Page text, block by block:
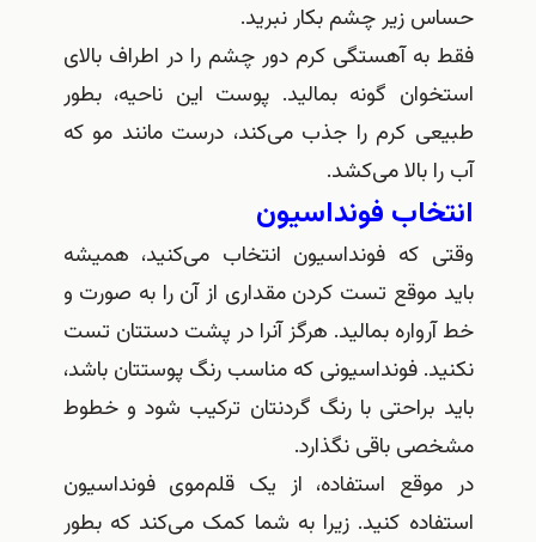
حساس زیر چشم بکار نبرید.
فقط به آهستگی کرم دور چشم را در اطراف بالای
استخوان گونه بمالید. پوست این ناحیه، بطور
طبیعی کرم را جذب می‌کند، درست مانند مو که
آب را بالا می‌کشد.
انتخاب فونداسیون
وقتی که فونداسیون انتخاب می‌کنید، همیشه
باید موقع تست کردن مقداری از آن را به صورت و
خط آرواره بمالید. هرگز آنرا در پشت دستتان تست
نکنید.فونداسیونی که مناسب رنگ پوستتان باشد،
باید براحتی با رنگ گردنتان ترکیب شود و خطوط
مشخصی باقی نگذارد.
در موقع استفاده، از یک قلم‌موی فونداسیون
استفاده کنید. زیرا به شما کمک می‌کند که بطور